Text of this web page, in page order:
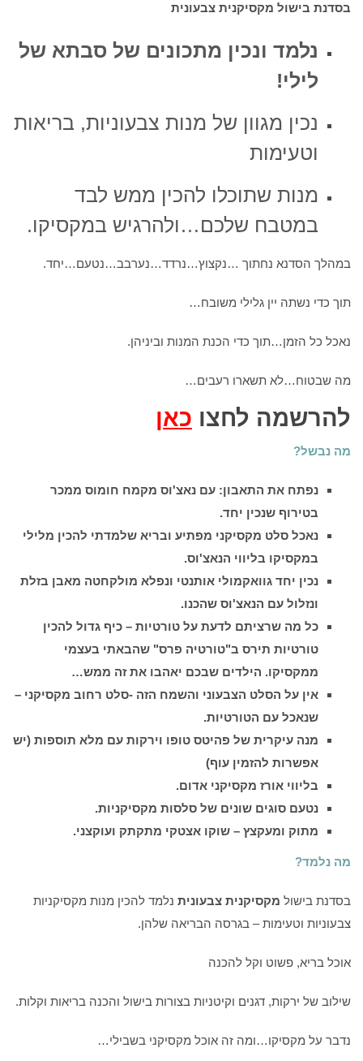
בסדנת בישול מקסיקנית צבעונית
נלמד ונכין מתכונים של סבתא של
לילי!
נכין מגוון של מנות צבעוניות, בריאות
וטעימות
מנות שתוכלו להכין ממש לבד
במטבח שלכם…ולהרגיש במקסיקו.
במהלך הסדנא נחתוך …נקצוץ…נרדד…נערבב…נטעם…יחד.
תוך כדי נשתה יין גלילי משובח…
נאכל כל הזמן…תוך כדי הכנת המנות וביניהן.
מה שבטוח…לא תשארו רעבים…
להרשמה לחצו כאן
מה נבשל?
נפתח את התאבון: עם נאצ'וס מקמח חומוס ממכר
בטירוף שנכין יחד.
נאכל סלט מקסיקני מפתיע ובריא שלמדתי להכין מלילי
במקסיקו בליווי הנאצ'וס.
נכין יחד גוואקמולי אותנטי ונפלא מולקחטה מאבן בזלת
ונזלול עם הנאצ'וס שהכנו.
כל מה שרציתם לדעת על טורטיות – כיף גדול להכין
טורטיות תירס ב"טורטיה פרס" שהבאתי בעצמי
ממקסיקו. הילדים שבכם יאהבו את זה ממש…
אין על הסלט הצבעוני והשמח הזה -סלט רחוב מקסיקני –
שנאכל עם הטורטיות.
מנה עיקרית של פהיטס טופו וירקות עם מלא תוספות (יש
אפשרות להזמין עוף)
בליווי אורז מקסיקני אדום.
נטעם סוגים שונים של סלסות מקסיקניות.
מתוק ומעקצץ – שוקו אצטקי מתקתק ועוקצני.
מה נלמד?
בסדנת בישול מקסיקנית צבעונית נלמד להכין מנות מקסיקניות
צבעוניות וטעימות – בגרסה הבריאה שלהן.
אוכל בריא, פשוט וקל להכנה
שילוב של ירקות, דגנים וקיטניות בצורות בישול והכנה בריאות וקלות.
נדבר על מקסיקו…ומה זה אוכל מקסיקני בשבילי…